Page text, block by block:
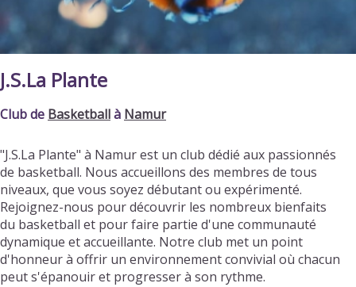
J.S.La Plante
Club de Basketballà Namur
"J.S.La Plante" à Namur est un club dédié aux passionnés
de basketball. Nous accueillons des membres de tous
niveaux, que vous soyez débutant ou expérimenté.
Rejoignez-nous pour découvrir les nombreux bienfaits
du basketball et pour faire partie d'une communauté
dynamique et accueillante. Notre club met un point
d'honneur à offrir un environnement convivial où chacun
peut s'épanouir et progresser à son rythme.